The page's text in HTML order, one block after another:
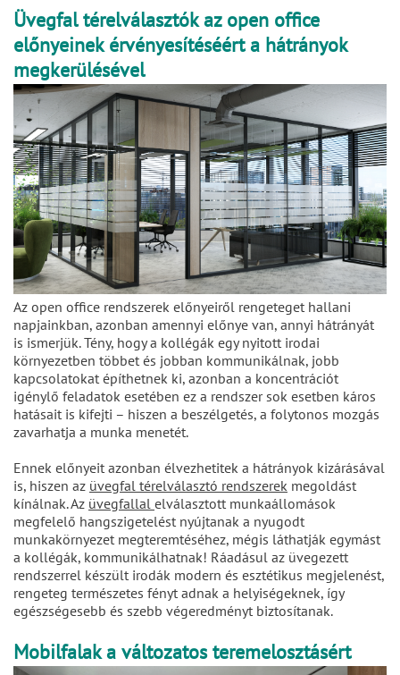
Üvegfal térelválasztók az open office
előnyeinek érvényesítéséért a hátrányok
megkerülésével
Az open office rendszerek előnyeiről rengeteget hallani
napjainkban, azonban amennyi előnye van, annyi hátrányát
is ismerjük. Tény, hogy a kollégák egy nyitott irodai
környezetben többet és jobban kommunikálnak, jobb
kapcsolatokat építhetnek ki, azonban a koncentrációt
igénylő feladatok esetében ez a rendszer sok esetben káros
hatásait is kifejti – hiszen a beszélgetés, a folytonos mozgás
zavarhatja a munka menetét.
Ennek előnyeit azonban élvezhetitek a hátrányok kizárásával
is, hiszen az üvegfal térelválasztó rendszerek megoldást
kínálnak. Az üvegfallal elválasztott munkaállomások
megfelelő hangszigetelést nyújtanak a nyugodt
munkakörnyezet megteremtéséhez, mégis láthatják egymást
a kollégák, kommunikálhatnak! Ráadásul az üvegezett
rendszerrel készült irodák modern és esztétikus megjelenést,
rengeteg természetes fényt adnak a helyiségeknek, így
egészségesebb és szebb végeredményt biztosítanak.
Mobilfalak a változatos teremelosztásért